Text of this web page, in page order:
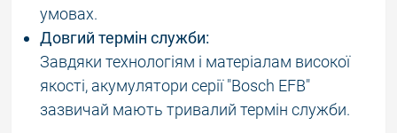
умовах.
Довгий термін служби:
Завдяки технологіям і матеріалам високої
якості, акумулятори серії "Bosch EFB"
зазвичай мають тривалий термін служби.